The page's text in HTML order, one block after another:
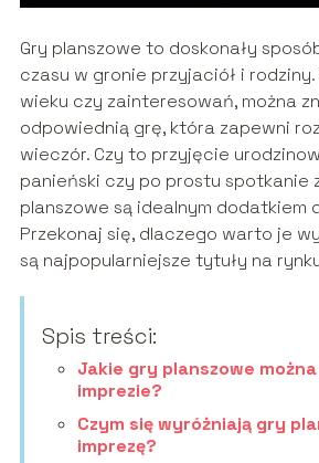
Gry planszowe to doskonały
czasu w gronie przyjaciół i
wieku czy zainteresowań, można
odpowiednią grę, która zapewni
wieczór. Czy to przyjęcie
panieński czy po prostu spotkanie
planszowe są idealnym dodatkiem
Przekonaj się, dlaczego warto je
są najpopularniejsze tytuły na
Spis treści:
Jakie gry planszowe
imprezie?
Czym się wyróżniają gry
imprezę?